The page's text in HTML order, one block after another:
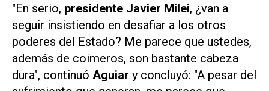
"En serio, presidente Javier Milei, ¿van a
seguir insistiendo en desafiar a los otros
poderes del Estado? Me parece que ustedes,
además de coimeros, son bastante cabeza
dura", continuó Aguiar y concluyó: "A pesar del